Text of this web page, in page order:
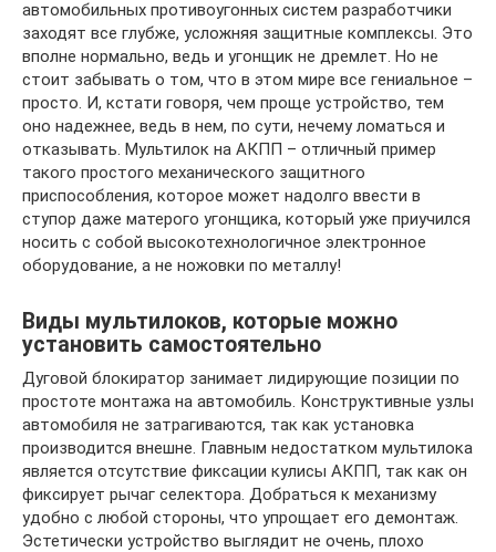
автомобильных противоугонных систем разработчики
заходят все глубже, усложняя защитные комплексы. Это
вполне нормально, ведь и угонщик не дремлет. Но не
стоит забывать о том, что в этом мире все гениальное –
просто. И, кстати говоря, чем проще устройство, тем
оно надежнее, ведь в нем, по сути, нечему ломаться и
отказывать. Мультилок на АКПП – отличный пример
такого простого механического защитного
приспособления, которое может надолго ввести в
ступор даже матерого угонщика, который уже приучился
носить с собой высокотехнологичное электронное
оборудование, а не ножовки по металлу!
Виды мультилоков, которые можно
установить самостоятельно
Дуговой блокиратор занимает лидирующие позиции по
простоте монтажа на автомобиль. Конструктивные узлы
автомобиля не затрагиваются, так как установка
производится внешне. Главным недостатком мультилока
является отсутствие фиксации кулисы АКПП, так как он
фиксирует рычаг селектора. Добраться к механизму
удобно с любой стороны, что упрощает его демонтаж.
Эстетически устройство выглядит не очень, плохо